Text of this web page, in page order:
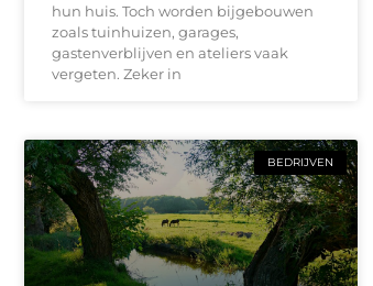
hun huis. Toch worden bijgebouwen
zoals tuinhuizen, garages,
gastenverblijven en ateliers vaak
vergeten. Zeker in
BEDRIJVEN